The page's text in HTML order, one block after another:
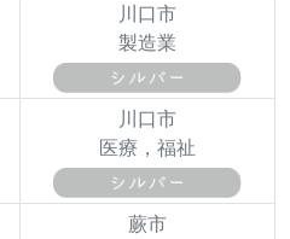
川口市
製造業
川口市
医療，福祉
蕨市